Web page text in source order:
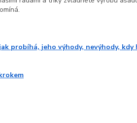
probíhá, jeho výhody, nevýhody, kdy